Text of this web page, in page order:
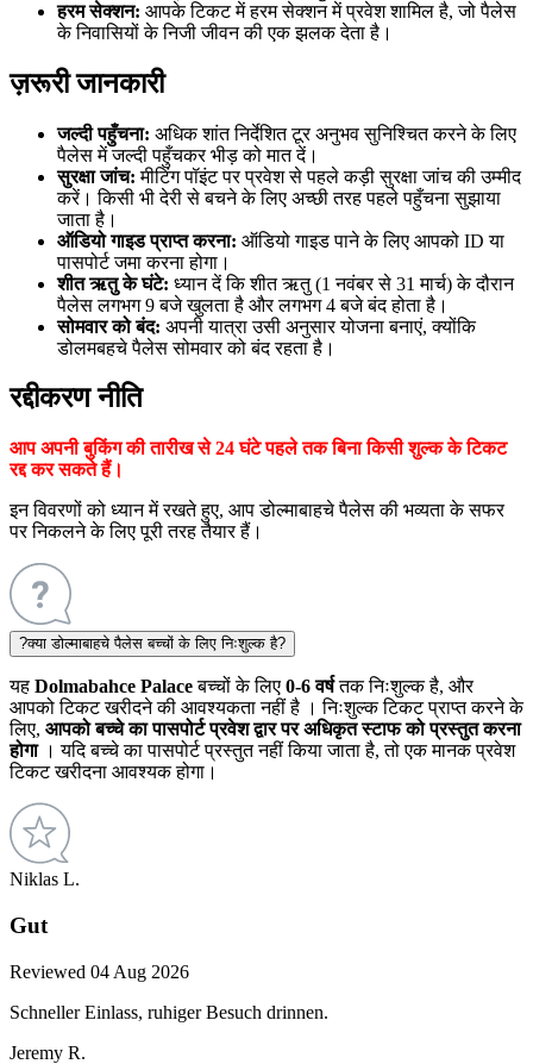
हरम सेक्शन: आपके टिकट में हरम सेक्शन में प्रवेश शामिल है, जो पैलेस
के निवासियों के निजी जीवन की एक झलक देता है।
ज़रूरी जानकारी
जल्दी पहुँचना: अधिक शांत निर्देशित टूर अनुभव सुनिश्चित करने के लिए
पैलेस में जल्दी पहुँचकर भीड़ को मात दें।
सुरक्षा जांच: मीटिंग पॉइंट पर प्रवेश से पहले कड़ी सुरक्षा जांच की उम्मीद
करें। किसी भी देरी से बचने के लिए अच्छी तरह पहले पहुँचना सुझाया
जाता है।
ऑडियो गाइड प्राप्त करना: ऑडियो गाइड पाने के लिए आपको ID या
पासपोर्ट जमा करना होगा।
शीत ऋतु के घंटे: ध्यान दें कि शीत ऋतु (1 नवंबर से 31 मार्च) के दौरान
पैलेस लगभग 9 बजे खुलता है और लगभग 4 बजे बंद होता है।
सोमवार को बंद: अपनी यात्रा उसी अनुसार योजना बनाएं, क्योंकि
डोलमबहचे पैलेस सोमवार को बंद रहता है।
रद्दीकरण नीति
आप अपनी बुकिंग की तारीख से 24 घंटे पहले तक बिना किसी शुल्क के टिकट
रद्द कर सकते हैं।
इन विवरणों को ध्यान में रखते हुए, आप डोल्माबाहचे पैलेस की भव्यता के सफर
पर निकलने के लिए पूरी तरह तैयार हैं।
?क्या डोल्माबाहचे पैलेस बच्चों के लिए निःशुल्क है?
यह Dolmabahce Palaceबच्चों के लिए 0-6 वर्षतक निःशुल्क है, और
आपकोटिकट खरीदने की आवश्यकता नहीं है । निःशुल्क टिकट प्राप्त करने के
लिए, आपकोबच्चे का पासपोर्ट प्रवेश द्वार पर अधिकृत स्टाफ को प्रस्तुत करना
होगा। यदि बच्चे का पासपोर्ट प्रस्तुत नहीं किया जाता है, तो एक मानक प्रवेश
टिकट खरीदना आवश्यक होगा।
Niklas L.
Gut
Reviewed 04 Aug 2026
Schneller Einlass, ruhiger Besuch drinnen.
Jeremy R.